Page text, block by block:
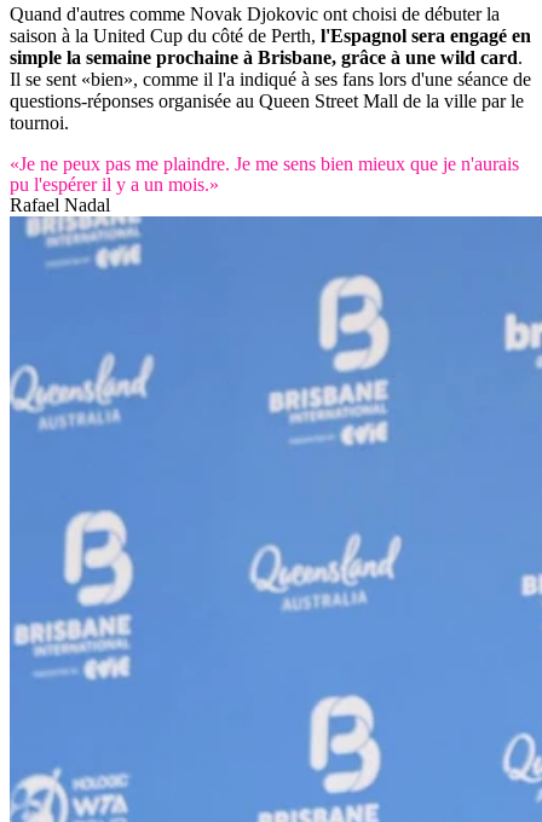
Quand d'autres comme Novak Djokovic ont choisi de débuter la
saison à la United Cup du côté de Perth, l'Espagnol sera engagé en
simple la semaine prochaine à Brisbane, grâce à une wild card.
Il se sent «bien», comme il l'a indiqué à ses fans lors d'une séance de
questions-réponses organisée au Queen Street Mall de la ville par le
tournoi.
«Je ne peux pas me plaindre. Je me sens bien mieux que je n'aurais
pu l'espérer il y a un mois.»
Rafael Nadal